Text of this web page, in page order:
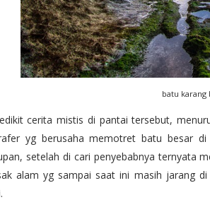
batu
cerita mistis di pantai tersebut,
yg berusaha memotret batu besar
setelah di cari penyebabnya ternyata
alam yg sampai saat ini masih jarang